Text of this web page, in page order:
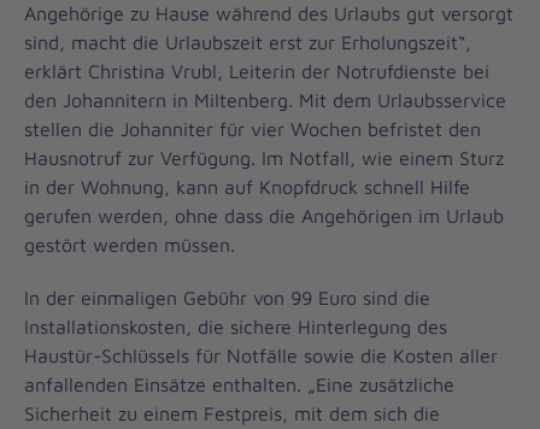
Angehörige zu Hause während des Urlaubs gut versorgt
sind, macht die Urlaubszeit erst zur Erholungszeit“,
erklärt Christina Vrubl, Leiterin der Notrufdienste bei
den Johannitern in Miltenberg. Mit dem Urlaubsservice
stellen die Johanniter für vier Wochen befristet den
Hausnotruf zur Verfügung. Im Notfall, wie einem Sturz
in der Wohnung, kann auf Knopfdruck schnell Hilfe
gerufen werden, ohne dass die Angehörigen im Urlaub
gestört werden müssen.
In der einmaligen Gebühr von 99 Euro sind die
Installationskosten, die sichere Hinterlegung des
Haustür-Schlüssels für Notfälle sowie die Kosten aller
anfallenden Einsätze enthalten. „Eine zusätzliche
Sicherheit zu einem Festpreis, mit dem sich die